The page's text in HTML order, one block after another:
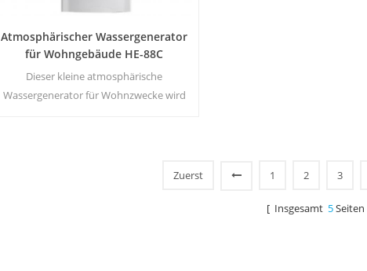
Atmosphärischer Wassergenerator
für Wohngebäude HE-88C
Dieser kleine atmosphärische
Wassergenerator für Wohnzwecke wird
Zuerst
1 2 3
[ Insgesamt 5